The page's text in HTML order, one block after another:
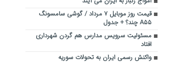
قیمت روز موبایل ۷ مرداد / گوشی سامسونگ
A۵۵ چند؟ + جدول
مسئولیت سرویس مدارس هم گردن شهرداری
افتاد
واکنش رسمی ایران به تحولات سوریه